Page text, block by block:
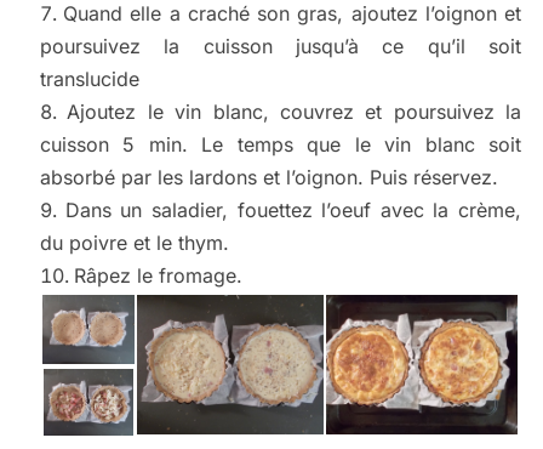
Quand elle a craché son gras, ajoutez l’oignon et
poursuivez la cuisson jusqu’à ce qu’il soit
translucide
Ajoutez le vin blanc, couvrez et poursuivez la
cuisson 5 min. Le temps que le vin blanc soit
absorbé par les lardons et l’oignon. Puis réservez.
Dans un saladier, fouettez l’oeuf avec la crème,
du poivre et le thym.
Râpez le fromage.